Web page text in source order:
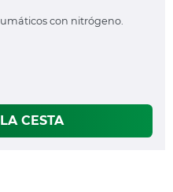
con nitrógeno.
CESTA